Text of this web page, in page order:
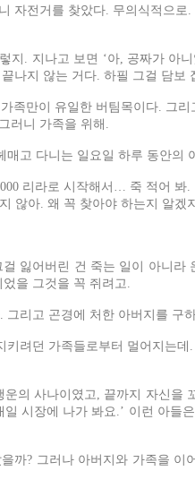
전거를 찾았다. 무의식적으
. 지나고 보면 ‘아, 공짜가 아
나지 않는 거다. 하필 그걸 담보
만이 유일한 버팀목이다. 그
러니 가족을 위해.
고 다니는 일요일 하루 동안의
리라로 시작해서… 죽 적어 봐
않아. 왜 꼭 찾아야 하는지 알
잃어버린 건 죽는 일이 아니
을 그것을 꼭 쥐려고.
리고 곤경에 처한 아버지를 구
려던 가족들로부터 멀어지는
의 사나이였고, 끝까지 자신을
시장에 나가 봐요.’ 이런 아
? 그러나 아버지와 가족을